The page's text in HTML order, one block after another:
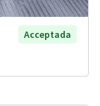
Acceptada